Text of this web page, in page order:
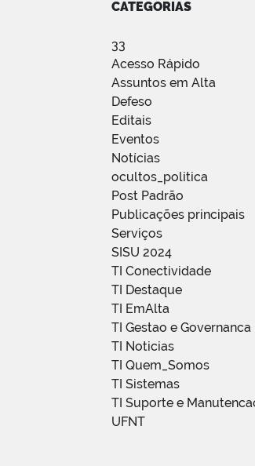
CATEGORIAS
33
Acesso Rápido
Assuntos em Alta
Defeso
Editais
Eventos
Notícias
ocultos_politica
Post Padrão
Publicações principais
Serviços
SISU 2024
TI Conectividade
TI Destaque
TI EmAlta
TI Gestao e Governanca
TI Noticias
TI Quem_Somos
TI Sistemas
TI Suporte e
UFNT